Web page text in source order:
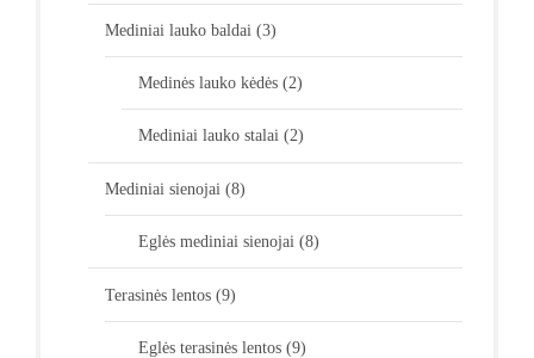
Mediniai lauko baldai (3)
Medinės lauko kėdės (2)
Mediniai lauko stalai (2)
Mediniai sienojai (8)
Eglės mediniai sienojai (8)
Terasinės lentos (9)
Eglės terasinės lentos (9)